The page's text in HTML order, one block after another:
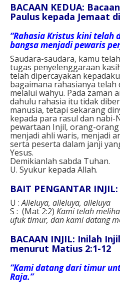
BACAAN KEDUA:
Paulus kepada Jemaat
“Rahasia Kristus kini telah
bangsa menjadi pewaris
Saudara-saudara, kamu
tugas penyelenggaraan
telah dipercayakan
bagaimana rahasianya
melalui wahyu. Pada zaman
dahulu rahasia itu tidak
manusia, tetapi sekarang
kepada para rasul dan nabi-
pewartaan Injil, orang-
menjadi ahli waris, menjadi
serta peserta dalam janji
Yesus.
Demikianlah sabda Tuhan.
U. Syukur kepada Allah.
BAIT PENGANTAR INJIL:
U :Alleluya, alleluya, alleluya
S : (Mat 2:2) Kami telah
ufuk timur, dan kami datang
BACAAN INJIL: Inilah
menurut Matius 2:1-12
“Kami datang dari timur
Raja.”